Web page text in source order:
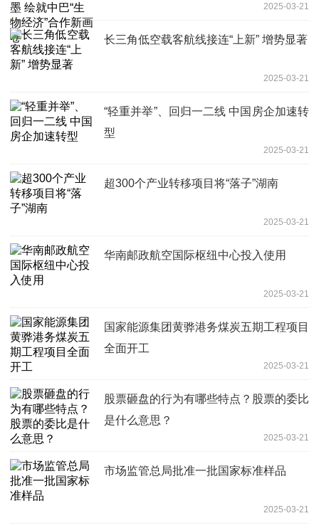
2025-03-21
长三角低空载客航线接连“上新” 增势显著
2025-03-21
“轻重并举”、回归一二线 中国房企加速转
型
2025-03-21
超300个产业转移项目将“落子”湖南
2025-03-21
华南邮政航空国际枢纽中心投入使用
2025-03-21
国家能源集团黄骅港务煤炭五期工程项目
全面开工
2025-03-21
股票砸盘的行为有哪些特点？股票的委比
是什么意思？
2025-03-21
市场监管总局批准一批国家标准样品
2025-03-21